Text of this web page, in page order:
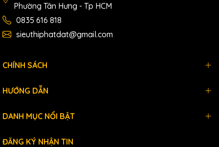
Phường Tân Hưng - Tp HCM
0835 616 818
sieuthiphatdat@gmail.com
CHÍNH SÁCH
HƯỚNG DẪN
DANH MỤC NỔI BẬT
ĐĂNG KÝ NHẬN TIN